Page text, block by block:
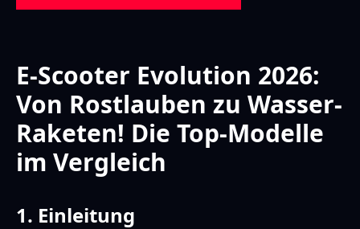
E-Scooter Evolution 2026:
Von Rostlauben zu Wasser-
Raketen! Die Top-Modelle
im Vergleich
1. Einleitung